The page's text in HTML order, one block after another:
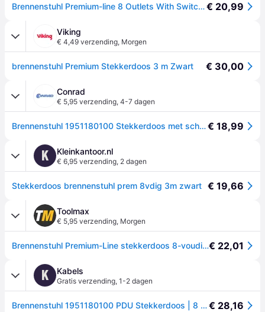
Brennenstuhl Premium-line 8 Outlets With Switch Power Strip Zwart One Size / EU Plug 220V€ 20,99
Viking
€ 4,49 verzending, Morgen
brennenstuhl Premium Stekkerdoos 3 m Zwart € 30,00
Conrad
€ 5,95 verzending, 4-7 dagen
Brennenstuhl 1951180100 Stekkerdoos met schakelaar 8-voudig Zwart Randaarde stekker 1 stuk(s)€ 18,99
K Kleinkantoor.nl
€ 6,95 verzending, 2 dagen
Stekkerdoos brennenstuhl prem 8vdig 3m zwart € 19,66
Toolmax
€ 5,95 verzending, Morgen
Brennenstuhl Premium-Line stekkerdoos 8-voudig zwart 3m H05VV-F 3G1,5 - 1951180100€ 22,01
K Kabels
Gratis verzending, 1-2 dagen
Brennenstuhl 1951180100 PDU Stekkerdoos | 8 sockets | met Schakelaar | 3 meter | Zwart€ 28,16